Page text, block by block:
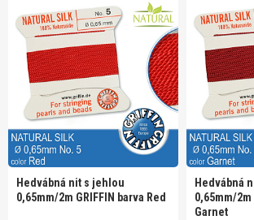
Hedvábná nit s jehlou
0,65mm/2m GRIFFIN barva Red
Hedvábná
0,65mm/2m
Garnet